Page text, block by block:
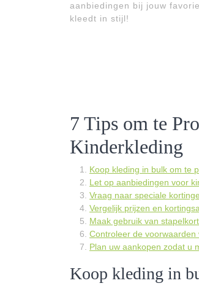
aanbiedingen bij jouw
kleedt in stijl!
7 Tips om te
Kinderkleding
Koop kleding in bulk om te
Let op aanbiedingen voor
Vraag naar speciale
Vergelijk prijzen en
Maak gebruik van
Controleer de voorwaarden
Plan uw aankopen zodat u
Koop kleding in